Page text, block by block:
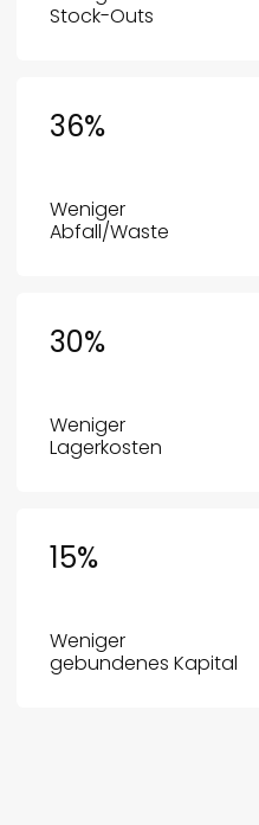
Stock-Outs
36%
Weniger
Abfall/Waste
30%
Weniger
Lagerkosten
15%
Weniger
gebundenes Kapital